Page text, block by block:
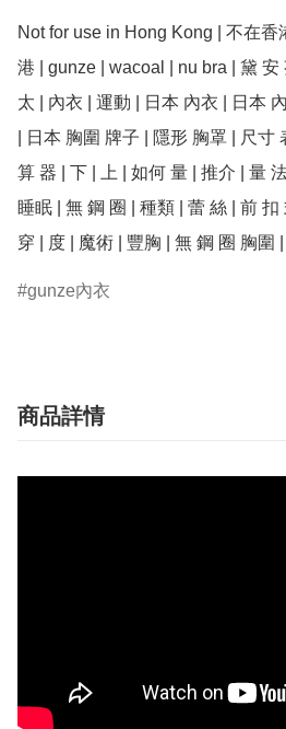
Not for use in Hong Kong | 不在香
港 | ﻿gunze | wacoal | nu bra | 黛 安
太 | 內衣 | 運動 | 日本 內衣 | 日本
| 日本 胸圍 牌子 | 隱形 胸罩 | 尺寸
算 器 | 下 | 上 | 如何 量 | 推介 | 量
睡眠 | 無 鋼 圈 | 種類 | 蕾 絲 | 前 扣
穿 | 度 | 魔術 | 豐胸 | 無 鋼 圈 胸圍 |
gunze內衣
商品詳情